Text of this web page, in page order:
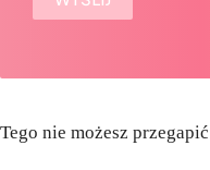
Tego nie możesz przegapić